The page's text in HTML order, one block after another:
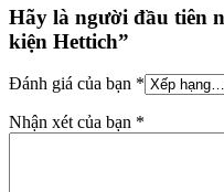
Hãy là người đầu tiên
kiện Hettich”
Đánh giá của bạn *
Nhận xét của bạn *